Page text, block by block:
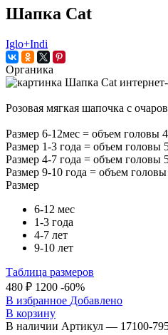
Шапка Cat
Iglo+Indi
Органика
Розовая мягкая шапочка с
Размер 6-12мес = объем головы
Размер 1-3 года = объем головы
Размер 4-7 года = объем головы
Размер 9-10 года = объем
Размер
6-12 мес
1-3 года
4-7 лет
9-10 лет
Таблица размеров
480 ₽ 1200 -60%
В избранное Добавлено
В корзину
В наличии Артикул — 17100-